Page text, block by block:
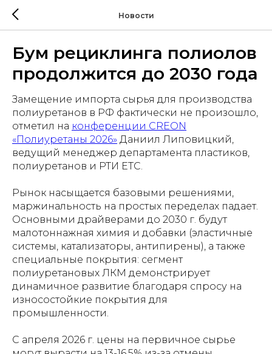
Новости
Бум рециклинга полиолов
продолжится до 2030 года
Замещение импорта сырья для производства
полиуретанов в РФ фактически не произошло,
отметил на конференции CREON
«Полиуретаны 2026» Даниил Липовицкий,
ведущий менеджер департамента пластиков,
полиуретанов и РТИ ЕТС.
Рынок насыщается базовыми решениями,
маржинальность на простых переделах падает.
Основными драйверами до 2030 г. будут
малотоннажная химия и добавки (эластичные
системы, катализаторы, антипирены), а также
специальные покрытия: сегмент
полиуретановых ЛКМ демонстрирует
динамичное развитие благодаря спросу на
износостойкие покрытия для
промышленности.
С апреля 2026 г. цены на первичное сырье